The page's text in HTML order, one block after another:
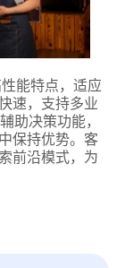
能特点，适应
速，支持多业
助决策功能，
保持优势。客
前沿模式，为